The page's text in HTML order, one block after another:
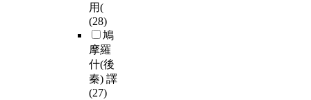
用(
(28)
鳩
摩羅
什(後
秦) 譯
(27)